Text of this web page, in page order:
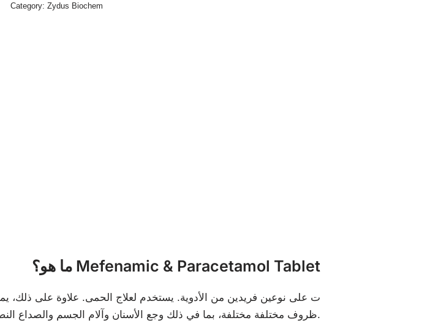
Category: Zydus Biochem
ما هو؟ Mefenamic & Paracetamol Tablet
ظروف مختلفة مختلفة، بما في ذلك وجع الأسنان وآلام الجسم والصداع النصفي.